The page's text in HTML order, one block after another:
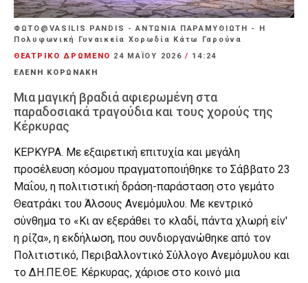
ΦΩΤΟ@VASILIS PANDIS - ΑΝΤΩΝΙΑ ΠΑΡΑΜΥΘΙΩΤΗ - Η
Πολυφωνική Γυναικεία Χορωδία Κάτω Γαρούνα
ΘΕΑΤΡΙΚΟ ΔΡΩΜΕΝΟ 24 ΜΑΪ́ΟΥ 2026/ 14:24
ΕΛΕΝΗ ΚΟΡΩΝΑΚΗ
Μια μαγική βραδιά αφιερωμένη στα
παραδοσιακά τραγούδια και τους χορούς της
Κέρκυρας
ΚΕΡΚΥΡΑ. Με εξαιρετική επιτυχία και μεγάλη
προσέλευση κόσμου πραγματοποιήθηκε το Σάββατο 23
Μαΐου, η πολιτιστική δράση-παράσταση στο γεμάτο
Θεατράκι του Άλσους Ανεμόμυλου. Με κεντρικό
σύνθημα το «Κι αν εξεράθει το κλαδί, πάντα χλωρή είν'
η ρίζα», η εκδήλωση, που συνδιοργανώθηκε από τον
Πολιτιστικό, Περιβαλλοντικό Σύλλογο Ανεμόμυλου και
το ΔΗ.ΠΕ.ΘΕ. Κέρκυρας, χάρισε στο κοινό μια